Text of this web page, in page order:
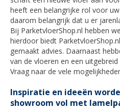
heeft een belangrijke rol voor
daarom belangrijk dat u er
Bij ParketvloerShop.nl hebben
hierdoor biedt
gemaakt advies. Daarnaast
van de vloeren en een
Vraag naar de vele
Inspiratie en ideeën
showroom vol met